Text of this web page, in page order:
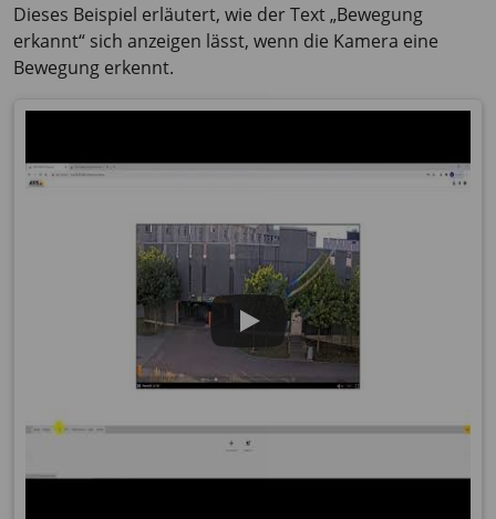
Dieses Beispiel erläutert, wie der Text „Bewegung
erkannt“ sich anzeigen lässt, wenn die Kamera eine
Bewegung erkennt.